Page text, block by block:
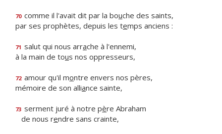
70 comme il l'avait dit par la bouche des saints,
par ses prophètes, depuis les temps anciens :
71 salut qui nous arrache à l'ennemi,
à la main de tous nos oppresseurs,
72 amour qu'il montre envers nos pères,
mémoire de son alliance sainte,
73 serment juré à notre père Abraham
de nous rendre sans crainte,